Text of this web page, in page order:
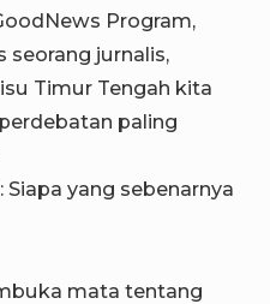
Program,
seorang jurnalis,
Timur Tengah kita
paling
Siapa yang sebenarnya
mata tentang